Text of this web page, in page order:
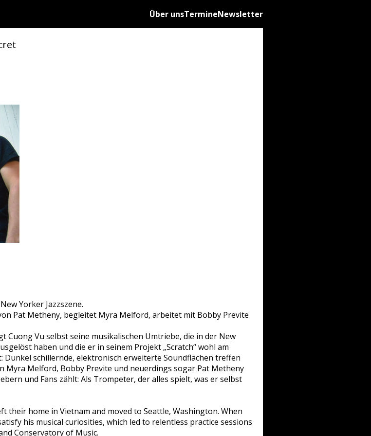
Über unsTermineNewsletter
Yorker Jazzszene.
Pat Metheny, begleitet Myra Melford, arbeitet mit Bobby Previte
Cuong Vu selbst seine musikalischen Umtriebe, die in der New
haben und die er in seinem Projekt „Scratch“ wohl am
schillernde, elektronisch erweiterte Soundflächen treffen
Myra Melford, Bobby Previte und neuerdings sogar Pat Metheny
und Fans zählt: Als Trompeter, der alles spielt, was er selbst
their home in Vietnam and moved to Seattle, Washington. When
his musical curiosities, which led to relentless practice sessions
Conservatory of Music.